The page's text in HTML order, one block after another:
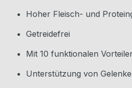
Hoher Fleisch- und
Getreidefrei
Mit 10 funktionalen
Unterstützung von